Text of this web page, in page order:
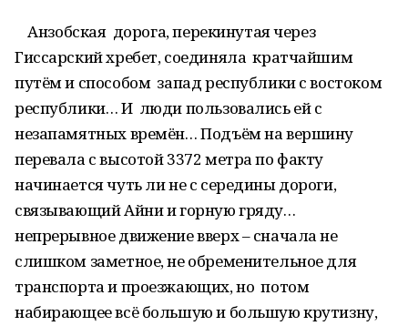
Анзобская дорога, перекинутая через
Гиссарский хребет, соединяла кратчайшим
путём и способом запад республики с востоком
республики… И люди пользовались ей с
незапамятных времён… Подъём на вершину
перевала с высотой 3372 метра по факту
начинается чуть ли не с середины дороги,
связывающий Айни и горную гряду…
непрерывное движение вверх – сначала не
слишком заметное, не обременительное для
транспорта и проезжающих, но потом
набирающее всё большую и большую крутизну,